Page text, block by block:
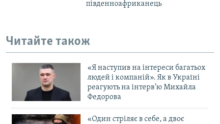
південноафриканець
Читайте також
«Я наступив на інтереси багатьох
людей і компаній». Як в Україні
реагують на інтерв’ю Михайла
Федорова
«Один стріляє в себе, а двоє